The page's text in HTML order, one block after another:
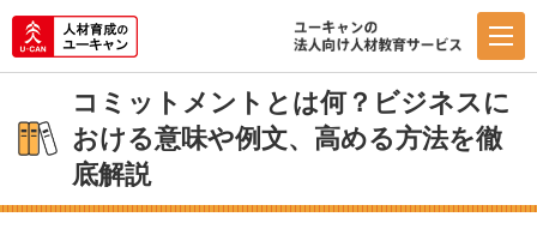
コミットメントとは何？ビジネスに
おける意味や例文、高める方法を徹
底解説